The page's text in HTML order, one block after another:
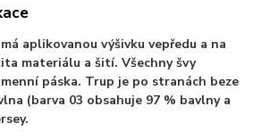
aplikovanou výšivku vepředu a na
materiálu a šití. Všechny švy
páska. Trup je po stranách beze
(barva 03 obsahuje 97 % bavlny a